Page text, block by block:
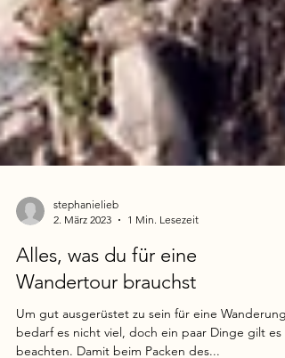
2. März 2023
1 Min. Lesezeit
Alles, was du für eine
Wandertour brauchst
Um gut ausgerüstet zu sein für eine Wanderung,